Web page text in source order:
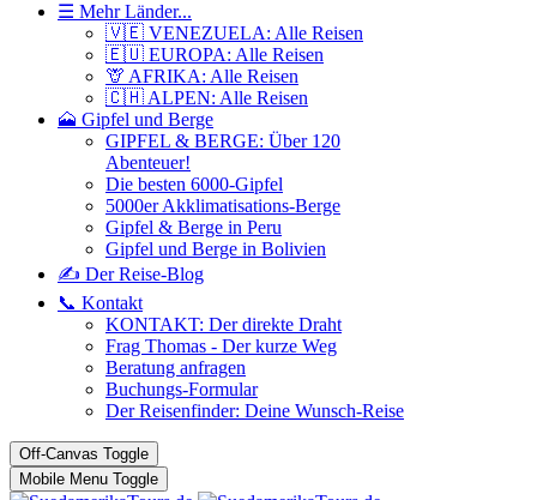
☰ Mehr Länder...
🇻🇪 VENEZUELA: Alle Reisen
🇪🇺 EUROPA: Alle Reisen
🦒 AFRIKA: Alle Reisen
🇨🇭 ALPEN: Alle Reisen
🗻 Gipfel und Berge
GIPFEL & BERGE: Über 120
Abenteuer!
Die besten 6000-Gipfel
5000er Akklimatisations-Berge
Gipfel & Berge in Peru
Gipfel und Berge in Bolivien
✍️ Der Reise-Blog
📞 Kontakt
KONTAKT: Der direkte Draht
Frag Thomas - Der kurze Weg
Beratung anfragen
Buchungs-Formular
Der Reisenfinder: Deine Wunsch-Reise
Off-Canvas Toggle
Mobile Menu Toggle